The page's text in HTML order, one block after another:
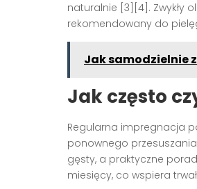
naturalnie [3][4]. Zwykły
rekomendowany do
Jak samodzielnie
Jak często
Regularna impregnacja
ponownego
gęsty, a praktyczne
miesięcy, co wspiera